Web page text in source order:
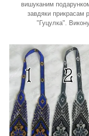
вишуканим
завдяки прикрасам
"Гуцулка".